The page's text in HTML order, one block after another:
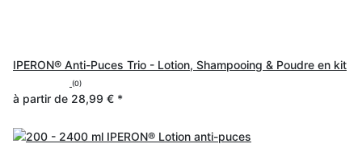
IPERON® Anti-Puces Trio - Lotion, Shampooing & Poudre en kit
(0)
à partir de 28,99 € *